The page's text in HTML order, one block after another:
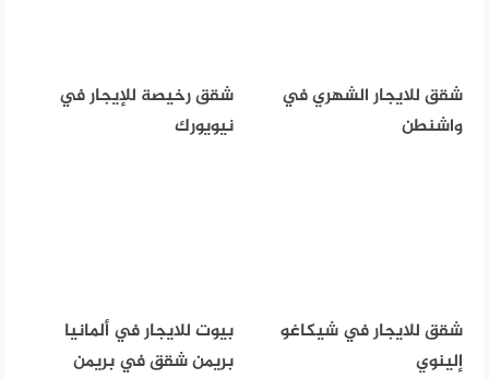
شقق للايجار الشهري في
واشنطن
شقق رخيصة للإيجار في
نيويورك
شقق للايجار في شيكاغو
إلينوي
بيوت للايجار في ألمانيا
بريمن شقق في بريمن